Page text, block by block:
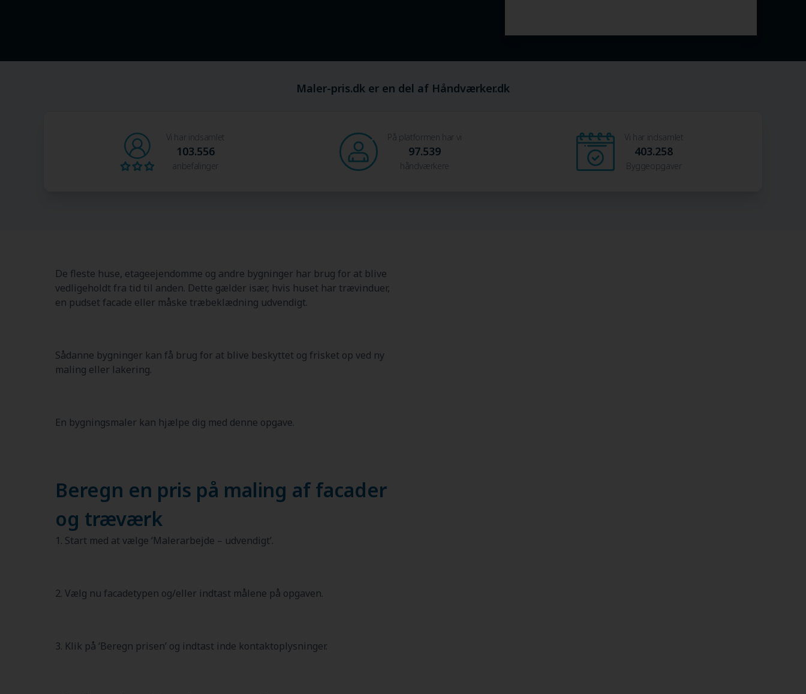
Maler-pris.dk er en del af Håndværker.dk
Vi har indsamlet
103.556
anbefalinger
På platformen har vi
97.539
håndværkere
Vi har indsamlet
403.258
Byggeopgaver
De fleste huse, etageejendomme og andre bygninger har brug for at blive
vedligeholdt fra tid til anden. Dette gælder især, hvis huset har trævinduer,
en pudset facade eller måske træbeklædning udvendigt.
Sådanne bygninger kan få brug for at blive beskyttet og frisket op ved ny
maling eller lakering.
En bygningsmaler kan hjælpe dig med denne opgave.
Beregn en pris på maling af facader
og træværk
1. Start med at vælge ‘Malerarbejde – udvendigt’.
2. Vælg nu facadetypen og/eller indtast målene på opgaven.
3. Klik på ‘Beregn prisen’ og indtast inde kontaktoplysninger.